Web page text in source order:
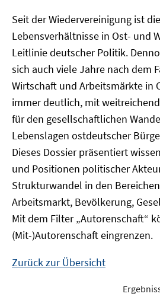
Seit der Wiedervereinigung ist
Lebensverhältnisse in Ost- und
Leitlinie deutscher Politik.
sich auch viele Jahre nach dem
Wirtschaft und Arbeitsmärkte in
immer deutlich, mit
für den gesellschaftlichen
Lebenslagen ostdeutscher
Dieses Dossier präsentiert
und Positionen politischer
Strukturwandel in den
Arbeitsmarkt, Bevölkerung,
Mit dem Filter „Autorenschaft“
(Mit-)Autorenschaft eingrenzen.
Zurück zur Übersicht